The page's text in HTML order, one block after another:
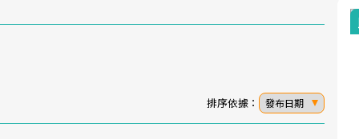
排序依據： 發布日期
良醫生活祭